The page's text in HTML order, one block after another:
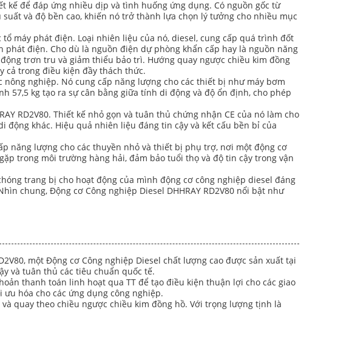
kế để đáp ứng nhiều dịp và tình huống ứng dụng. Có nguồn gốc từ
và độ bền cao, khiến nó trở thành lựa chọn lý tưởng cho nhiều mục
máy phát điện. Loại nhiên liệu của nó, diesel, cung cấp quá trình đốt
điện. Cho dù là nguồn điện dự phòng khẩn cấp hay là nguồn năng
trơn tru và giảm thiểu bảo trì. Hướng quay ngược chiều kim đồng
cả trong điều kiện đầy thách thức.
nghiệp. Nó cung cấp năng lượng cho các thiết bị như máy bơm
57,5 ​​kg tạo ra sự cân bằng giữa tính di động và độ ổn định, cho phép
RD2V80. Thiết kế nhỏ gọn và tuân thủ chứng nhận CE của nó làm cho
khác. Hiệu quả nhiên liệu đáng tin cậy và kết cấu bền bỉ của
năng lượng cho các thuyền nhỏ và thiết bị phụ trợ, nơi một động cơ
trong môi trường hàng hải, đảm bảo tuổi thọ và độ tin cậy trong vận
trang bị cho hoạt động của mình động cơ công nghiệp diesel đáng
chung, Động cơ Công nghiệp Diesel DHHRAY RD2V80 nổi bật như
một Động cơ Công nghiệp Diesel chất lượng cao được sản xuất tại
và tuân thủ các tiêu chuẩn quốc tế.
thanh toán linh hoạt qua TT để tạo điều kiện thuận lợi cho các giao
hóa cho các ứng dụng công nghiệp.
quay theo chiều ngược chiều kim đồng hồ. Với trọng lượng tịnh là